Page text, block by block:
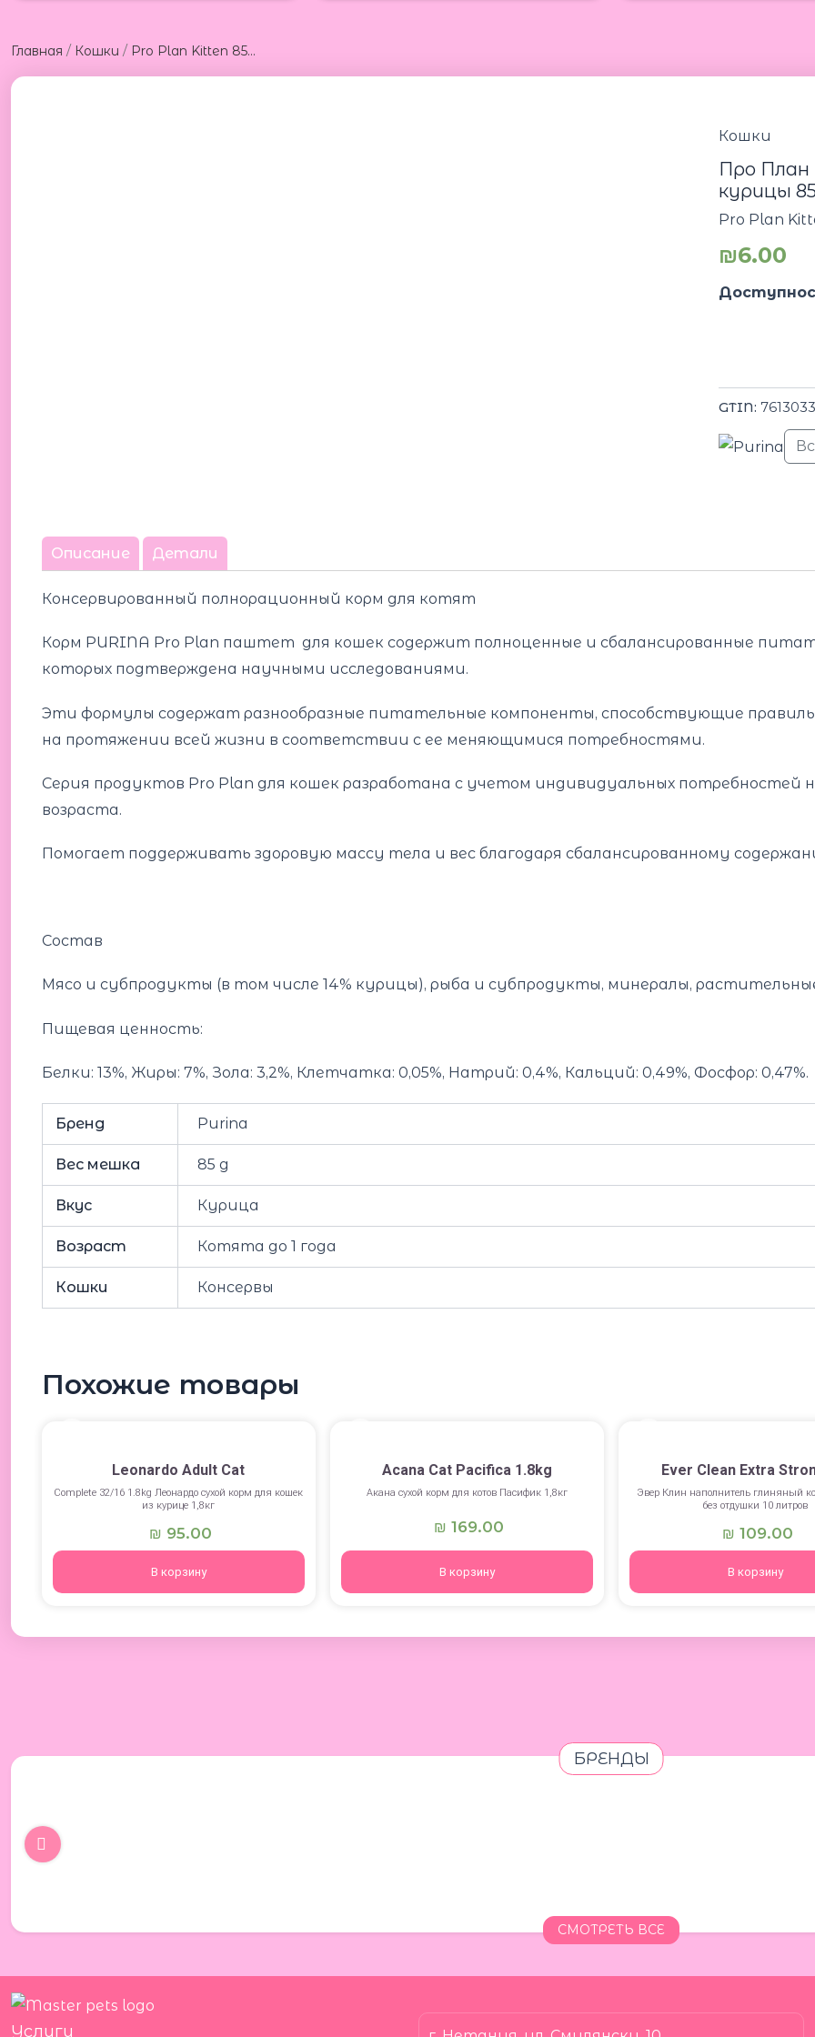
Главная / Кошки / Pro Plan Kitten 85g Про План консервы для котят паштетом из курицы 85гр
Кошки
Про
курицы
Pro Plan
₪6.00
GTIN:
Описание Детали
Консервированный полнорационный корм для котят
Корм PURINA Pro Plan паштет для кошек содержит полноценные и сбалансированные
которых подтверждена научными исследованиями.
Эти формулы содержат разнообразные питательные компоненты, способствующие
на протяжении всей жизни в соответствии с ее меняющимися потребностями.
Серия продуктов Pro Plan для кошек разработана с учетом индивидуальных потребностей
возраста.
Помогает поддерживать здоровую массу тела и вес благодаря сбалансированному
Состав
Мясо и субпродукты (в том числе 14% курицы), рыба и субпродукты, минералы,
Пищевая ценность:
Белки: 13%, Жиры: 7%, Зола: 3,2%, Клетчатка: 0,05%, Натрий: 0,4%, Кальций: 0,49%, Фосфор: 0,47%.
Бренд Purina
Вес мешка 85 g
Вкус Курица
Возраст Котята до 1 года
Кошки Консервы
Похожие товары
Leonardo Adult Cat
Сomplete 32/16 1.8kg Леонардо сухой корм для кошек
из курице 1,8кг
₪ 95.00
В корзину
Acana Cat Pacifica 1.8kg
Акана сухой корм для котов Пасифик 1,8кг
₪ 169.00
В корзину
Ever Clean Extra
Эвер Клин наполнитель глиняный
без отдушки 10 литров
₪ 109.00
В корзину
БРЕНДЫ
СМОТРЕТЬ ВСЕ
Услуги